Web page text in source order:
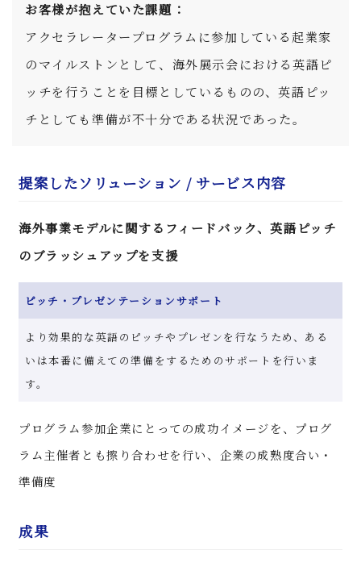
お客様が抱えていた課題：
アクセラレータープログラムに参加している起業家
のマイルストンとして、海外展示会における英語ピ
ッチを行うことを目標としているものの、英語ピッ
チとしても準備が不十分である状況であった。
提案したソリューション / サービス内容
海外事業モデルに関するフィードバック、英語ピッチ
のブラッシュアップを支援
ピッチ・プレゼンテーションサポート
より効果的な英語のピッチやプレゼンを行なうため、ある
いは本番に備えての準備をするためのサポートを行いま
す。
プログラム参加企業にとっての成功イメージを、プログ
ラム主催者とも擦り合わせを行い、企業の成熟度合い・
準備度
成果